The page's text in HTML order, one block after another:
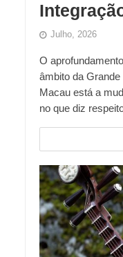
Julho, 2026
O
âmbito da
Macau está a
no que diz